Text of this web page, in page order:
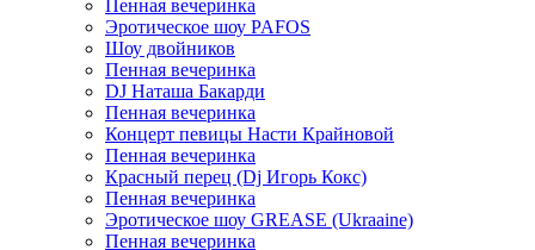
Пенная вечеринка
Эротическое шоу PAFOS
Шоу двойников
Пенная вечеринка
DJ Наташа Бакарди
Пенная вечеринка
Концерт певицы Насти Крайновой
Пенная вечеринка
Красный перец (Dj Игорь Кокс)
Пенная вечеринка
Эротическое шоу GREASE (Ukraaine)
Пенная вечеринка